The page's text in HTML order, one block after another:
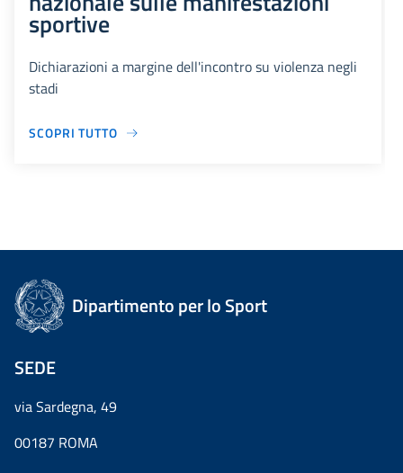
sportive
Dichiarazioni a margine dell'incontro su violenza negli
stadi
SCOPRI TUTTO
Dipartimento per lo Sport
SEDE
via Sardegna, 49
00187 ROMA